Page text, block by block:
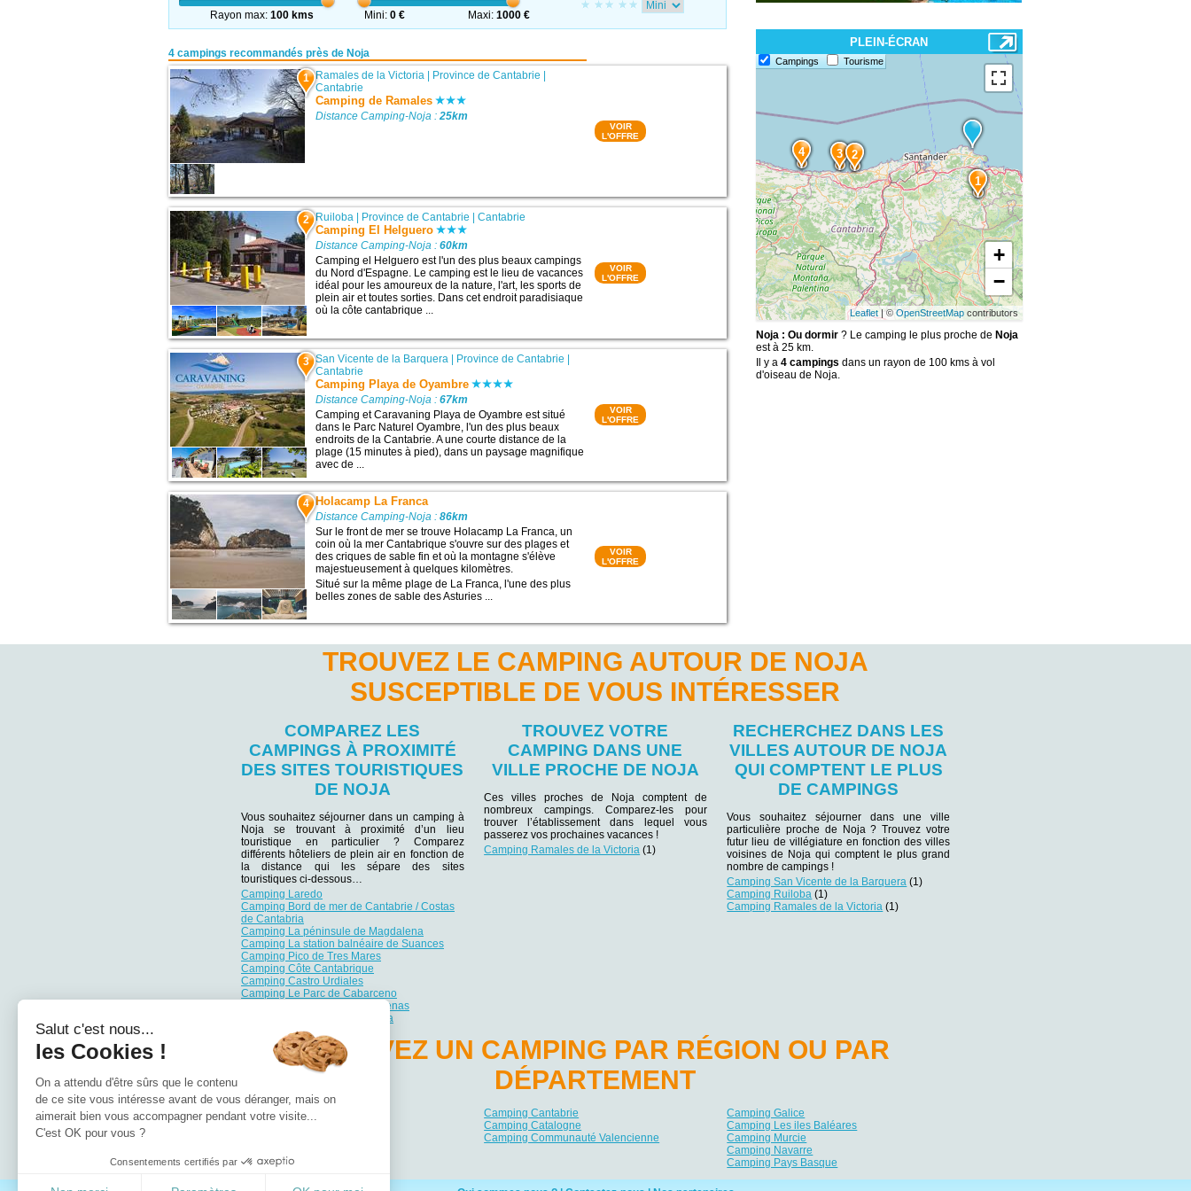
Rayon max: 100 kms Mini:0 € Maxi: 1000 €
4 campings recommandés près de Noja
1 Ramales de la Victoria | Province de Cantabrie |
Cantabrie
Camping de Ramales
Distance Camping-Noja :25km
VOIR
L'OFFRE
2 Ruiloba | Province de Cantabrie |Cantabrie
Camping El Helguero
Distance Camping-Noja :60km
Camping el Helguero est l'un des plus beaux campings
du Nord d'Espagne. Le camping est le lieu de vacances
idéal pour les amoureux de la nature, l'art, les sports de
plein air et toutes sorties. Dans cet endroit paradisiaque
où la côte cantabrique ...
VOIR
L'OFFRE
3 San Vicente de la Barquera Province de Cantabrie
Cantabrie
Camping Playa de Oyambre
Distance Camping-Noja :67km
Camping et Caravaning Playa de Oyambre est situé
dans le Parc Naturel Oyambre, l'un des plus beaux
endroits de la Cantabrie. A une courte distance de la
plage (15 minutes à pied), dans un paysage magnifique
avec de ...
VOIR
L'OFFRE
4 Holacamp La Franca
Distance Camping-Noja :86km
Sur le front de mer se trouve Holacamp La Franca, un
coin où la mer Cantabrique s'ouvre sur des plages et
des criques de sable fin et où la montagne s'élève
majestueusement à quelques kilomètres.
Situé sur la même plage de La Franca, l'une des plus
belles zones de sable des Asturies ...
VOIR
L'OFFRE
PLEIN-ÉCRAN
Campings Tourisme
4 3
2
1
+
−
Leaflet | ©OpenStreetMap contributors
Noja : Ou dormir? Le camping le plus proche de Noja
est à 25 km.
Il y a 4 campings dans un rayon de 100 kms à vol
d'oiseau de Noja.
TROUVEZ LE CAMPING AUTOUR DE NOJA
SUSCEPTIBLE DE VOUS INTÉRESSER
COMPAREZ LES
CAMPINGS À PROXIMITÉ
DES SITES TOURISTIQUES
DE NOJA
Vous souhaitez séjourner dans un camping à
Noja se trouvant à proximité d’un lieu
touristique en particulier ? Comparez
différents hôteliers de plein air en fonction de
la distance qui les sépare des sites
touristiques ci-dessous…
Camping Laredo
Camping Bord de mer de Cantabrie / Costas
de Cantabria
Camping La péninsule de Magdalena
Camping La station balnéaire de Suances
Camping Pico de Tres Mares
Camping Côte Cantabrique
Camping Castro Urdiales
Camping Le Parc de Cabarceno
Camping La plage de Valdearenas
Camping La vallée de la Nansa
TROUVEZ VOTRE
CAMPING DANS UNE
VILLE PROCHE DE NOJA
Ces villes proches de Noja comptent de
nombreux campings. Comparez-les pour
trouver l’établissement dans lequel vous
passerez vos prochaines vacances !
Camping Ramales de la Victoria (1)
RECHERCHEZ DANS LES
VILLES AUTOUR DE NOJA
QUI COMPTENT LE PLUS
DE CAMPINGS
Vous souhaitez séjourner dans une ville
particulière proche de Noja ? Trouvez votre
futur lieu de villégiature en fonction des villes
voisines de Noja qui comptent le plus grand
nombre de campings !
Camping San Vicente de la Barquera (1)
Camping Ruiloba (1)
Camping Ramales de la Victoria (1)
TROUVEZ UN CAMPING PAR RÉGION OU PAR
DÉPARTEMENT
Camping Andalousie
Camping Cantabrie
Camping Catalogne
Camping Communauté Valencienne
Camping Galice
Camping Les iles Baléares
Camping Murcie
Camping Navarre
Camping Pays Basque
Salut c'est nous...
les Cookies !
On a attendu d'être sûrs que le contenu
de ce site vous intéresse avant de vous déranger, mais on
aimerait bien vous accompagner pendant votre visite...
C'est OK pour vous ?
Consentements certifiés par